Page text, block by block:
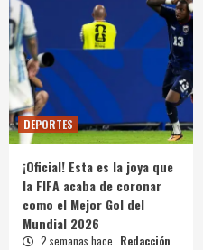
DEPORTES
¡Oficial! Esta es la joya que
la FIFA acaba de coronar
como el Mejor Gol del
Mundial 2026
2 semanas hace Redacción